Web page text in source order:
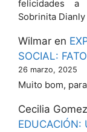
felicidades a
Sobrinita
Wilmar en
SOCIAL:
26 marzo, 2025
Muito bom,
Cecilia
EDUCACIÓN: